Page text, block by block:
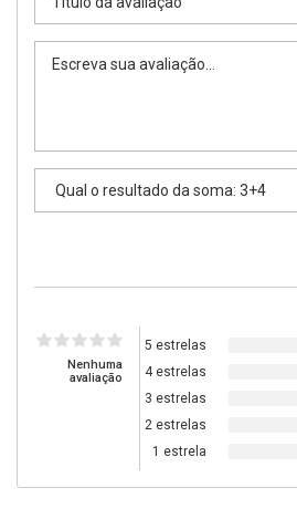
Nenhuma
avaliação
5 estrelas
4 estrelas
3 estrelas
2 estrelas
1 estrela